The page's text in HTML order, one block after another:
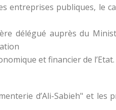
publiques, le
délégué auprès du
et financier de l’Etat.
d’Ali-Sabieh" et les